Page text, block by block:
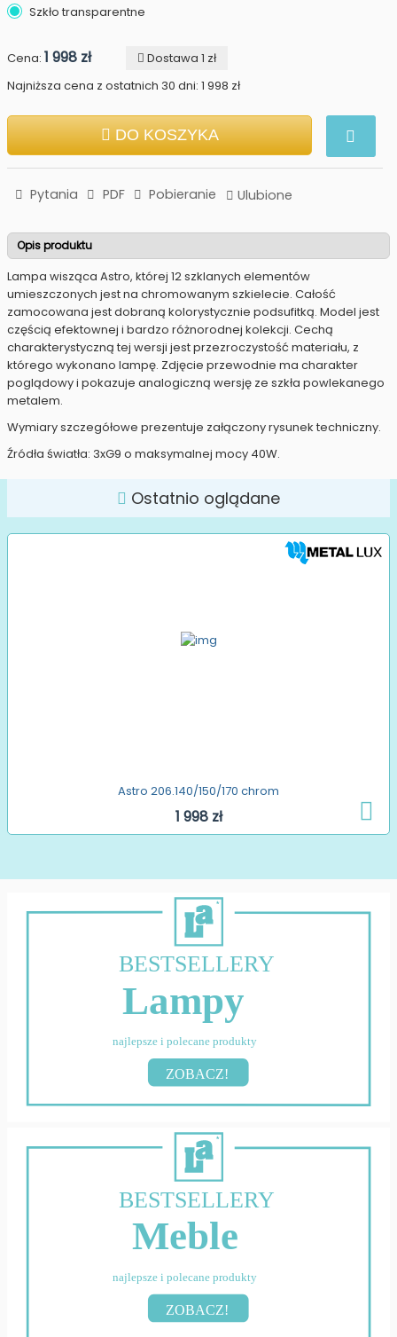
Szkło transparentne
Cena: 1 998 zł
Dostawa 1 zł
Najniższa cena z ostatnich 30 dni: 1 998 zł
DO KOSZYKA
Pytania PDF Pobieranie Ulubione
Opis produktu
Lampa wisząca Astro, której 12 szklanych elementów
umieszczonych jest na chromowanym szkielecie. Całość
zamocowana jest dobraną kolorystycznie podsufitką. Model jest
częścią efektownej i bardzo różnorodnej kolekcji. Cechą
charakterystyczną tej wersji jest przezroczystość materiału, z
którego wykonano lampę. Zdjęcie przewodnie ma charakter
poglądowy i pokazuje analogiczną wersję ze szkła powlekanego
metalem.
Wymiary szczegółowe prezentuje załączony rysunek techniczny.
Źródła światła: 3xG9 o maksymalnej mocy 40W.
Ostatnio oglądane
Astro 206.140/150/170 chrom
1 998 zł
BESTSELLERY
Lampy
najlepsze i polecane produkty
ZOBACZ!
BESTSELLERY
Meble
najlepsze i polecane produkty
ZOBACZ!